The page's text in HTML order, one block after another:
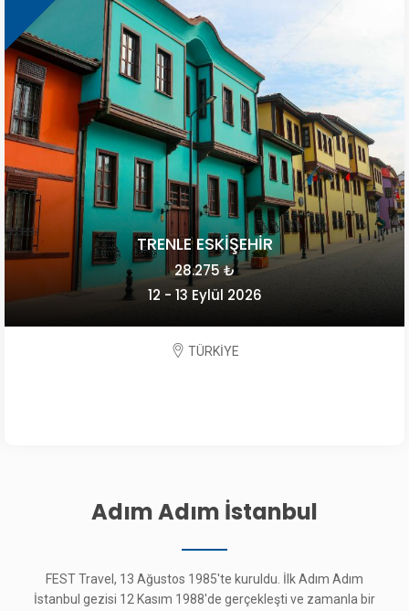
TRENLE ESKİŞEHİR
28.275 ₺
12 - 13 Eylül 2026
TÜRKİYE
Adım Adım İstanbul
FEST Travel, 13 Ağustos 1985'te kuruldu. İlk Adım Adım
İstanbul gezisi 12 Kasım 1988'de gerçekleşti ve zamanla bir